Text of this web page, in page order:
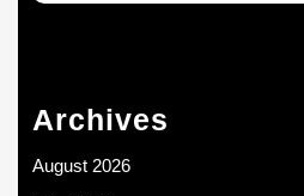
Archives
August 2026